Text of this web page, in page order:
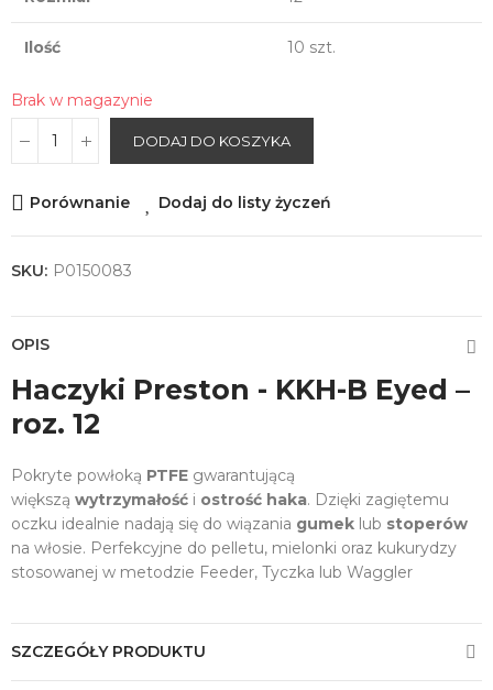
Ilość 10 szt.
Brak w magazynie
DODAJ DO KOSZYKA
Porównanie Dodaj do listy życzeń
SKU: P0150083
OPIS
Haczyki Preston - KKH-B Eyed –
roz. 12
Pokryte powłoką PTFE gwarantującą
większą wytrzymałość i ostrość haka. Dzięki zagiętemu
oczku idealnie nadają się do wiązania gumek lub stoperów
na włosie. Perfekcyjne do pelletu, mielonki oraz kukurydzy
stosowanej w metodzie Feeder, Tyczka lub Waggler
SZCZEGÓŁY PRODUKTU